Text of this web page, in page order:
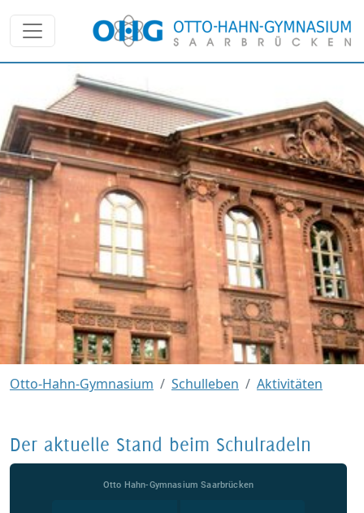
Otto-Hahn-Gymnasium Schulleben Aktivitäten
Der aktuelle Stand beim Schulradeln